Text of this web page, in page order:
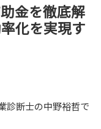
金を徹底解
化を実現す
診断士の中野裕哲で